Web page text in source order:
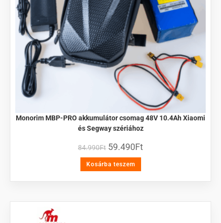
Monorim MBP-PRO akkumulátor csomag 48V 10.4Ah Xiaomi
és Segway szériához
84.990Ft 59.490Ft
Kosárba teszem